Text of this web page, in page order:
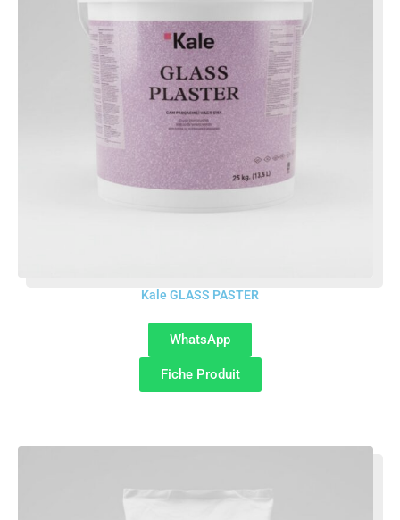
Kale GLASS PASTER
WhatsApp
Fiche Produit